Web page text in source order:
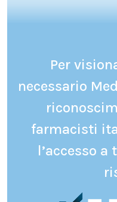
Per
necessario
farmacisti
l’accesso